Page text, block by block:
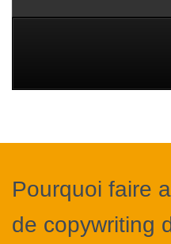
Pourquoi faire
de copywriting